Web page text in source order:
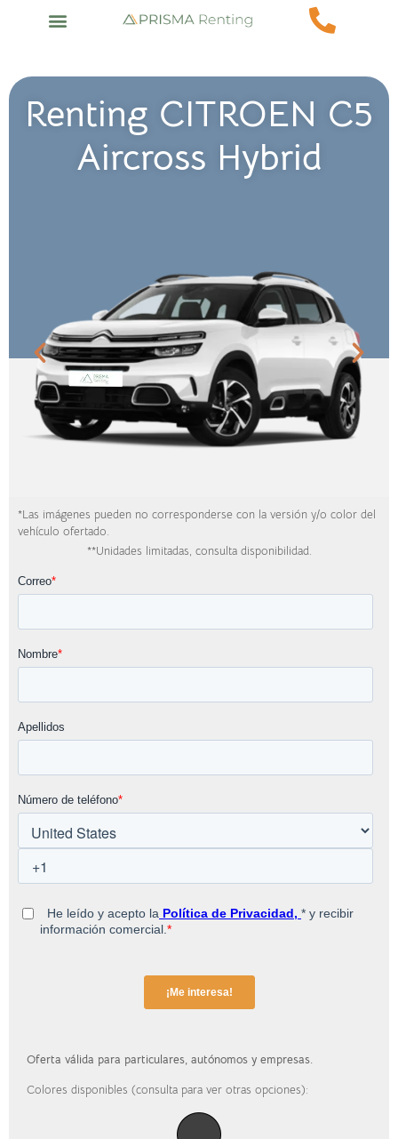
Renting CITROEN C5
Aircross Hybrid
*Las imágenes pueden no corresponderse con la versión y/o color del
vehículo ofertado.
**Unidades limitadas, consulta disponibilidad.
Oferta válida para particulares, autónomos y empresas.
Colores disponibles (consulta para ver otras opciones):